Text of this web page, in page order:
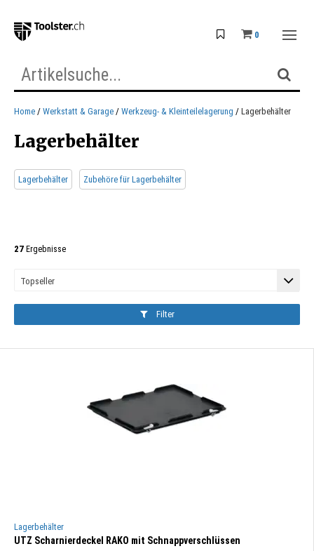
0
Home Werkstatt & Garage Werkzeug- & Kleinteilelagerung Lagerbehälter
Lagerbehälter
Lagerbehälter Zubehöre für Lagerbehälter
27 Ergebnisse
Filter
Lagerbehälter
UTZ Scharnierdeckel RAKO mit Schnappverschlüssen